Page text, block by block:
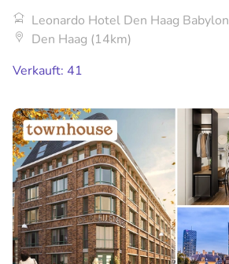
Leonardo Hotel Den Haag Babylon
Den Haag (14km)
Verkauft: 41